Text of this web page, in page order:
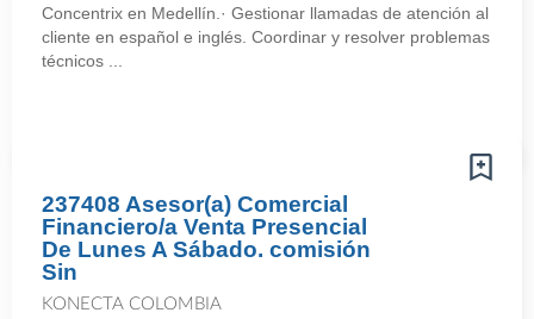
Concentrix en Medellín.· Gestionar llamadas de atención al
cliente en español e inglés. Coordinar y resolver problemas
técnicos ...
237408 Asesor(a) Comercial
Financiero/a Venta Presencial
De Lunes A Sábado. comisión
Sin
KONECTA COLOMBIA